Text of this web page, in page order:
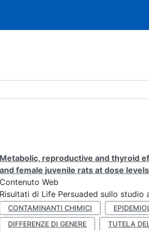
Metabolic, reproductive and thyroid
and female juvenile rats at dose
Contenuto Web
Risultati di Life Persuaded sullo studio
CONTAMINANTI CHIMICI
DIFFERENZE DI GENERE
TUTELA